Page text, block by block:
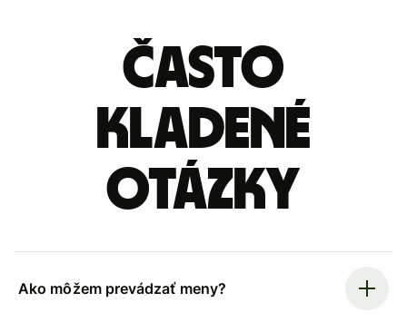
Často
kladené
otázky
Ako môžem prevádzať meny?